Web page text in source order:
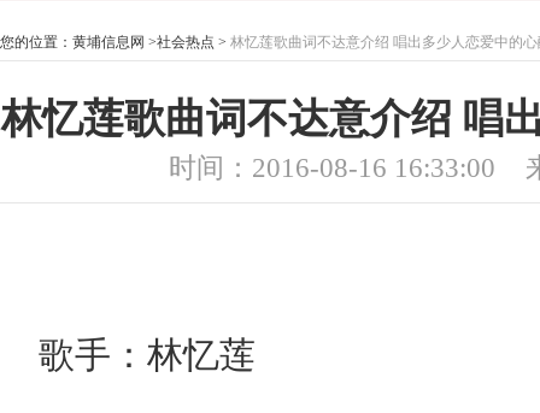
您的位置： 黄埔信息网 >社会热点 > 林忆莲歌曲词不达意介绍 唱出多少人恋爱中的
林忆莲歌曲词不达意介绍 唱
时间：2016-08-16 16:33:00
歌手：林忆莲